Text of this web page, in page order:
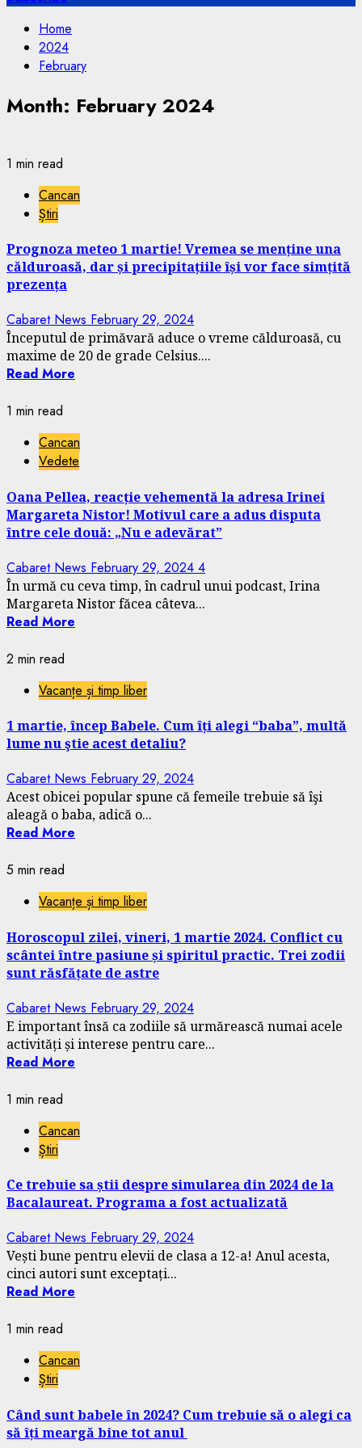
Home
2024
February
Month: February 2024
1 min read
Cancan
Știri
Prognoza meteo 1 martie! Vremea se menține una
călduroasă, dar și precipitațiile își vor face simțită
prezența
Cabaret News February 29, 2024
Începutul de primăvară aduce o vreme călduroasă, cu
maxime de 20 de grade Celsius....
Read More
1 min read
Cancan
Vedete
Oana Pellea, reacție vehementă la adresa Irinei
Margareta Nistor! Motivul care a adus disputa
între cele două: „Nu e adevărat”
Cabaret News February 29, 2024 4
În urmă cu ceva timp, în cadrul unui podcast, Irina
Margareta Nistor făcea câteva...
Read More
2 min read
Vacanțe și timp liber
1 martie, încep Babele. Cum îți alegi “baba”, multă
lume nu ştie acest detaliu?
Cabaret News February 29, 2024
Acest obicei popular spune că femeile trebuie să îşi
aleagă o baba, adică o...
Read More
5 min read
Vacanțe și timp liber
Horoscopul zilei, vineri, 1 martie 2024. Conflict cu
scântei între pasiune și spiritul practic. Trei zodii
sunt răsfățate de astre
Cabaret News February 29, 2024
E important însă ca zodiile să urmărească numai acele
activități și interese pentru care...
Read More
1 min read
Cancan
Știri
Ce trebuie sa știi despre simularea din 2024 de la
Bacalaureat. Programa a fost actualizată
Cabaret News February 29, 2024
Vești bune pentru elevii de clasa a 12-a! Anul acesta,
cinci autori sunt exceptați...
Read More
1 min read
Cancan
Știri
Când sunt babele în 2024? Cum trebuie să o alegi ca
să îți meargă bine tot anul